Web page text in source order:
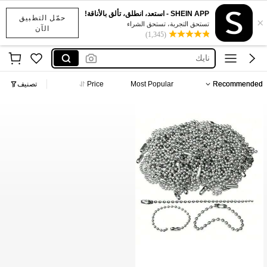
حمّل التطبيق
الآن
×
SHEIN APP - استعد، انطلق، تألق بالأناقة!
تستحق التجربة، تستحق الشراء
(1,345)
x sports
addidass
نايك
addidass
Recommended
Most Popular
Price تصنيف